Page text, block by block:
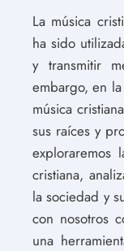
La música
ha sido
y transmitir
embargo, en
música
sus raíces y
exploraremos
cristiana,
la sociedad y
con nosotros
una